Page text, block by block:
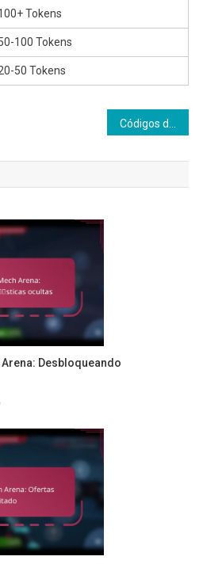
Tokens
100 Tokens
50 Tokens
Arena: Desbloqueando